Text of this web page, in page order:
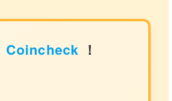
Coincheck ！